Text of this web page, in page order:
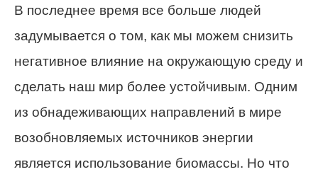
В последнее время все больше людей
задумывается о том, как мы можем снизить
негативное влияние на окружающую среду и
сделать наш мир более устойчивым. Одним
из обнадеживающих направлений в мире
возобновляемых источников энергии
является использование биомассы. Но что